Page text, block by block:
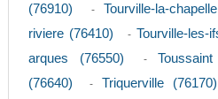
(76910)
- Tourville-la-
riviere (76410)
- Tourville-les-
arques (76550)
-
(76640)
- Triquerville (76170)